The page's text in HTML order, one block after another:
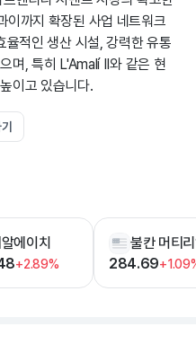
이까지 확장된 사업 네트워크
율적인 생산 시설, 강력한 유통
며, 특히 L'Amalí II와 같은 현
이고 있습니다.
에이치
+2.89% 284.69